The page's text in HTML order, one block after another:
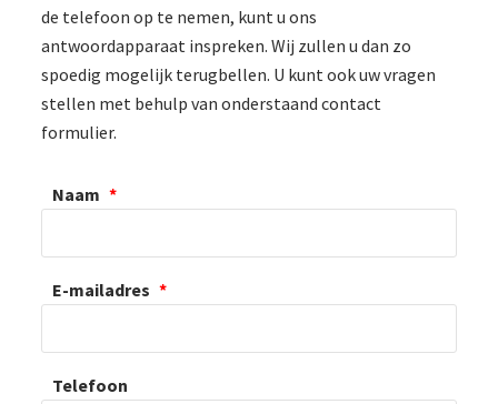
de telefoon op te nemen, kunt u ons
antwoordapparaat inspreken. Wij zullen u dan zo
spoedig mogelijk terugbellen. U kunt ook uw vragen
stellen met behulp van onderstaand contact
formulier.
Naam *
E-mailadres *
Telefoon